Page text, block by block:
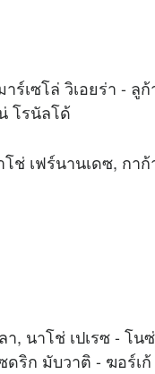
ร์เซโล่ วิเอยร่า - ลู
โรนัลโด้
ช่ เฟร์นานเดซ, กาก้
, นาโช่ เปเรซ - โน
ดริก มับวาติ - ฆอร์เ